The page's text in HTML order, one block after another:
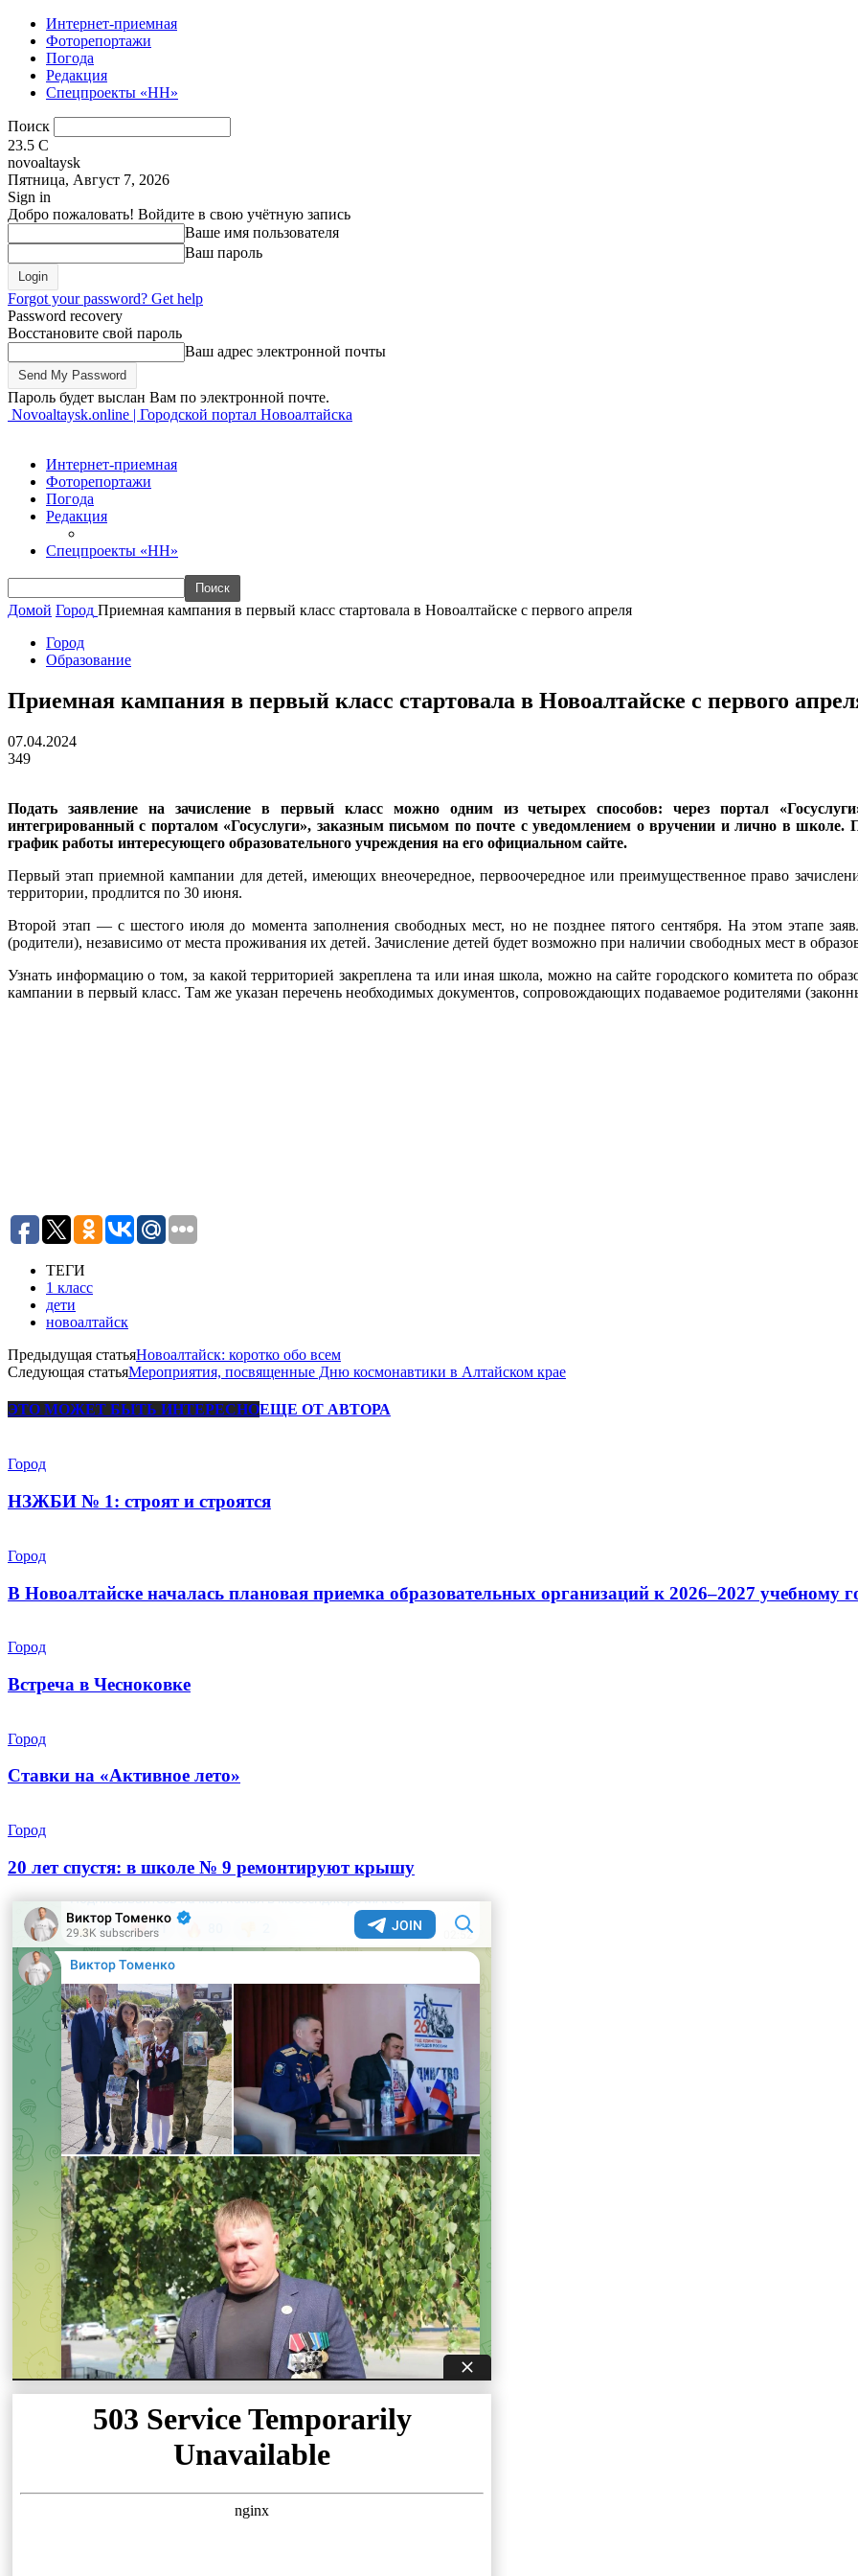
Интернет-приемная
Фоторепортажи
Погода
Редакция
Спецпроекты «НН»
Поиск
23.5 C
novoaltaysk
Пятница, Август 7, 2026
Sign in
Добро пожаловать! Войдите в свою учётную запись
Ваше имя пользователя
Ваш пароль
Forgot your password? Get help
Password recovery
Восстановите свой пароль
Ваш адрес электронной почты
Пароль будет выслан Вам по электронной почте.
Novoaltaysk.online | Городской портал Новоалтайска
Интернет-приемная
Фоторепортажи
Погода
Редакция
Спецпроекты «НН»
Домой Город Приемная кампания в первый класс стартовала в Новоалтайске с первого апреля
Город
Образование
Приемная кампания в первый класс стартовала в Новоалтайске с первого
07.04.2024
349
Подать заявление на зачисление в первый класс можно одним из четырех способов: через портал
интегрированный с порталом «Госуслуги», заказным письмом по почте с уведомлением о вручении и лично в школе.
график работы интересующего образовательного учреждения на его официальном сайте.
Первый этап приемной кампании для детей, имеющих внеочередное, первоочередное или преимущественное право
территории, продлится по 30 июня.
Второй этап — с шестого июля до момента заполнения свободных мест, но не позднее пятого сентября. На этом этапе
(родители), независимо от места проживания их детей. Зачисление детей будет возможно при наличии свободных мест в
Узнать информацию о том, за какой территорией закреплена та или иная школа, можно на сайте городского комитета по
кампании в первый класс. Там же указан перечень необходимых документов, сопровождающих подаваемое родителями
ТЕГИ
1 класс
дети
новоалтайск
Предыдущая статьяНовоалтайск: коротко обо всем
Следующая статьяМероприятия, посвященные Дню космонавтики в Алтайском крае
ЭТО МОЖЕТ БЫТЬ ИНТЕРЕСНОЕЩЕ ОТ АВТОРА
Город
НЗЖБИ № 1: строят и строятся
Город
В Новоалтайске началась плановая приемка образовательных организаций к 2026–2027 учебному
Город
Встреча в Чесноковке
Город
Ставки на «Активное лето»
Город
20 лет спустя: в школе № 9 ремонтируют крышу